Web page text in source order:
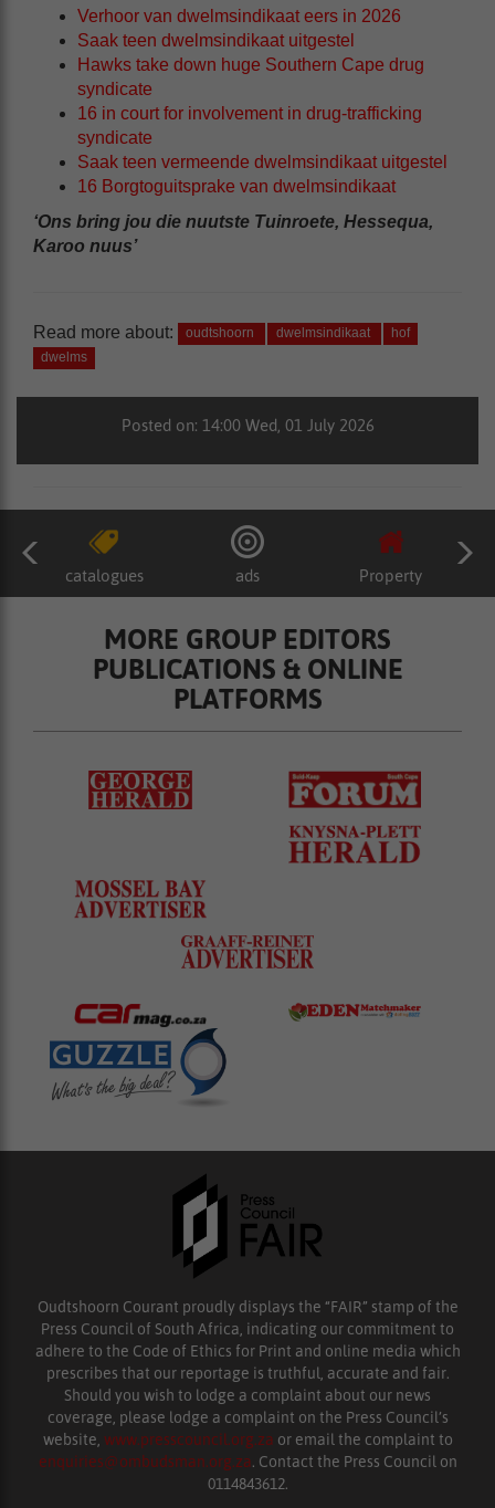
Verhoor van dwelmsindikaat eers in 2026
Saak teen dwelmsindikaat uitgestel
Hawks take down huge Southern Cape drug
syndicate
16 in court for involvement in drug-trafficking
syndicate
Saak teen vermeende dwelmsindikaat uitgestel
16 Borgtoguitsprake van dwelmsindikaat
‘Ons bring jou die nuutste Tuinroete, Hessequa,
Karoo nuus’
Read more about: oudtshoorn dwelmsindikaat
hof
dwelms
Posted on: 14:00 Wed, 01 July 2026
catalogues ads Property
MORE GROUP EDITORS
PUBLICATIONS & ONLINE
PLATFORMS
Oudtshoorn Courant proudly displays the “FAIR” stamp of the
Press Council of South Africa, indicating our commitment to
adhere to the Code of Ethics for Print and online media which
prescribes that our reportage is truthful, accurate and fair.
Should you wish to lodge a complaint about our news
coverage, please lodge a complaint on the Press Council’s
website, www.presscouncil.org.za or email the complaint to
enquiries@ombudsman.org.za. Contact the Press Council on
0114843612.